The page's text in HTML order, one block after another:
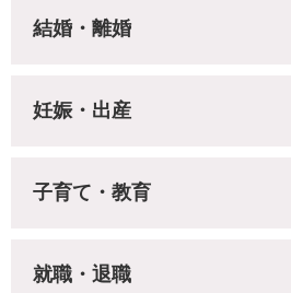
結婚・離婚
妊娠・出産
子育て・教育
就職・退職